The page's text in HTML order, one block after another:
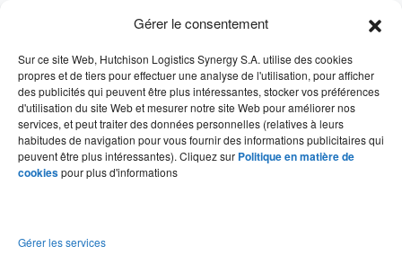
Gérer le consentement
Sur ce site Web, Hutchison Logistics Synergy S.A. utilise des cookies
propres et de tiers pour effectuer une analyse de l'utilisation, pour afficher
des publicités qui peuvent être plus intéressantes, stocker vos préférences
d'utilisation du site Web et mesurer notre site Web pour améliorer nos
services, et peut traiter des données personnelles (relatives à leurs
habitudes de navigation pour vous fournir des informations publicitaires qui
peuvent être plus intéressantes). Cliquez sur Politique en matière de
cookiespour plus d'informations
Gérer les services
Secteurs industriels
Nous développons des solutions qui répondent aux
besoins de nos clients du début à la fin de la chaîne
d'approvisionnement.
consom détail